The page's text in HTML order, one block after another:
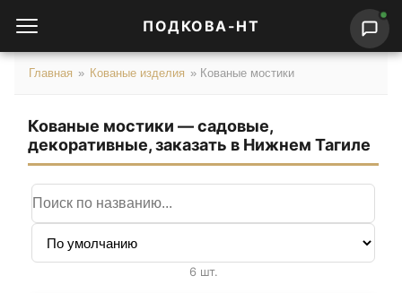
ПОДКОВА-НТ
Главная » Кованые изделия » Кованые мостики
Кованые мостики — садовые,
декоративные, заказать в Нижнем Тагиле
6 шт.